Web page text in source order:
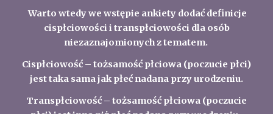
Warto wtedy we wstępie ankiety dodać definicje
cispłciowości i transpłciowości dla osób
niezaznajomionych z tematem.
Cispłciowość – tożsamość płciowa (poczucie płci)
jest taka sama jak płeć nadana przy urodzeniu.
Transpłciowość – tożsamość płciowa (poczucie